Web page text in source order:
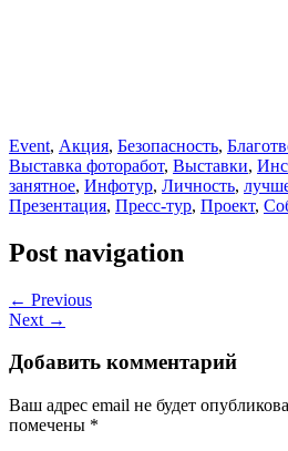
Event, Акция, Безопасность,
Выставка фоторабот, Выставки,
занятное, Инфотур, Личность,
Презентация, Пресс-тур, Проект,
Post navigation
← Previous
Next →
Добавить комментарий
Ваш адрес email не будет
помечены *